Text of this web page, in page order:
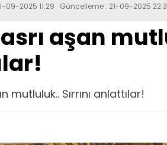
09-2025 11:29 Güncelleme : 21-09-2025
aşan
mutluluk.. Sırrını anlattılar!